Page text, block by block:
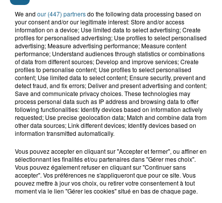
14h58
Incendie à La Brasserie de Saint-Omer
: 80 personnes évacuées
12h45
Mont Noir dans les Flandres : un lieu
d’accueil reprend vie pour...
We and our (447) partnersdo the following data processing based on
your consent and/or our legitimate interest: Store and/or access
information on a device; Use limited data to select advertising; Create
profiles for personalised advertising; Use profiles to select personalised
advertising; Measure advertising performance; Measure content
performance; Understand audiences through statistics or combinations
of data from different sources; Develop and improve services; Create
profiles to personalise content; Use profiles to select personalised
content; Use limited data to select content; Ensure security, prevent and
detect fraud, and fix errors; Deliver and present advertising and content;
Save and communicate privacy choices. These technologies may
process personal data such as IP address and browsing data to offer
following functionalities: Identify devices based on information actively
requested; Use precise geolocation data; Match and combine data from
other data sources; Link different devices; Identify devices based on
information transmitted automatically.
Vous pouvez accepter en cliquant sur "Accepter et fermer", ou affiner en
sélectionnant les finalités et/ou partenaires dans "Gérer mes choix".
Vous pouvez également refuser en cliquant sur "Continuer sans
accepter". Vos préférences ne s'appliqueront que pour ce site. Vous
pouvez mettre à jour vos choix, ou retirer votre consentement à tout
moment via le lien "Gérer les cookies" situé en bas de chaque page.